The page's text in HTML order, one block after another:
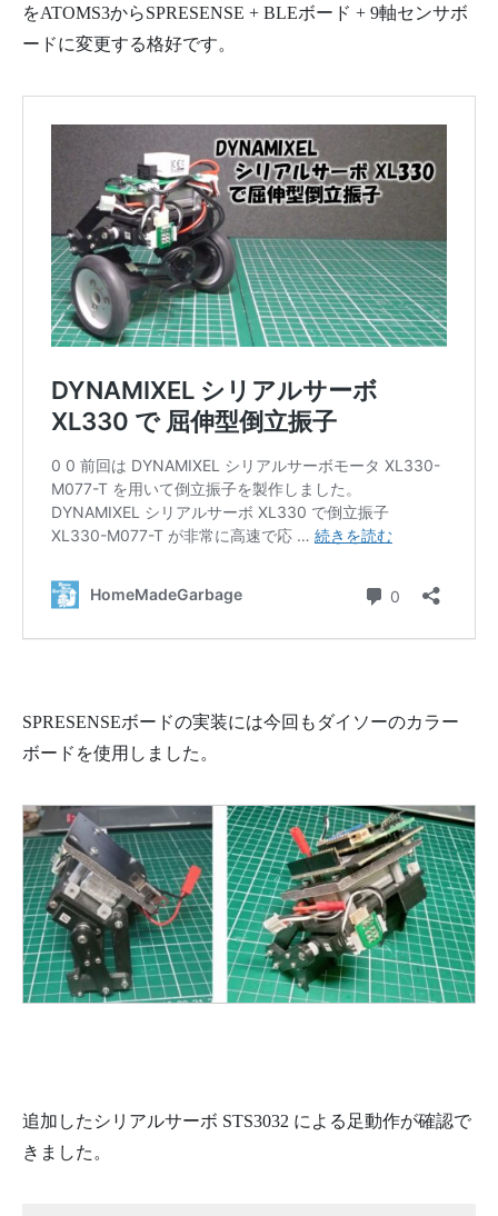
をATOMS3からSPRESENSE + BLEボード + 9軸センサボ
ードに変更する格好です。
SPRESENSEボードの実装には今回もダイソーのカラー
ボードを使用しました。
追加したシリアルサーボ STS3032 による足動作が確認で
きました。